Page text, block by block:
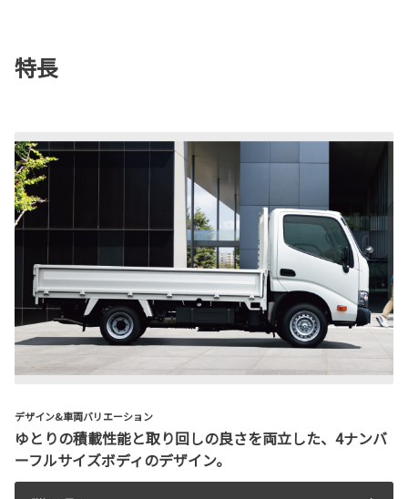
特長
デザイン&車両バリエーション
ゆとりの積載性能と取り回しの良さを両立した、4ナンバ
ーフルサイズボディのデザイン。